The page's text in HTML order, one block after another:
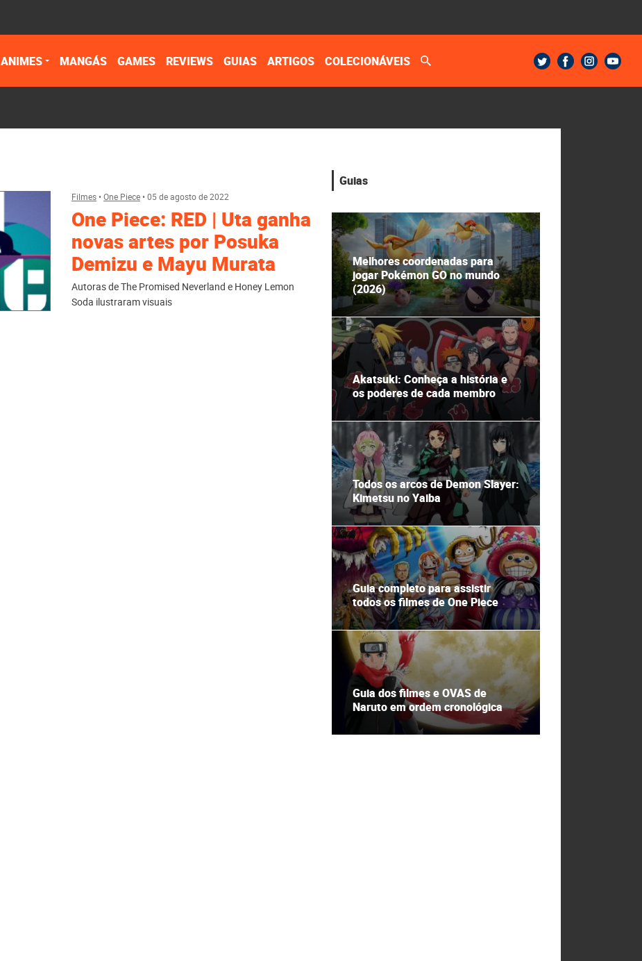
ANIMES MANGÁS GAMES REVIEWS GUIAS ARTIGOS COLECIONÁVEIS
Filmes•One Piece•05 de agosto de 2022
One Piece: RED | Uta ganha
novas artes por Posuka
Demizu e Mayu Murata
Autoras de The Promised Neverland e Honey Lemon
Soda ilustraram visuais
Guias
Melhores coordenadas para
jogar Pokémon GO no mundo
(2026)
Akatsuki: Conheça a história e
os poderes de cada membro
Todos os arcos de Demon Slayer:
Kimetsu no Yaiba
Guia completo para assistir
todos os filmes de One Piece
Guia dos filmes e OVAS de
Naruto em ordem cronológica